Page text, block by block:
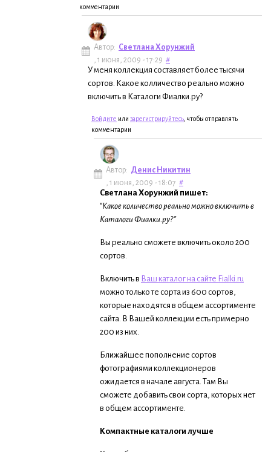
комментарии
Автор: Светлана Хорунжий
, 1 июня, 2009 - 17:29 #
У меня коллекция составляет более тысячи
сортов. Какое колличество реально можно
включить в Каталоги Фиалки.ру?
Войдите или зарегистрируйтесь , чтобы отправлять
комментарии
Автор: Денис Никитин
, 1 июня, 2009 - 18:07 #
Светлана Хорунжий пишет:
"Какое количество реально можно включить в
Каталоги Фиалки.ру?"
Вы реально сможете включить около 200
сортов.
Включить в Ваш каталог на сайте Fialki.ru
можно только те сорта из 600 сортов,
которые находятся в общем ассортименте
сайта. В Вашей коллекции есть примерно
200 из них.
Ближайшее пополнение сортов
фотографиями коллекционеров
ожидается в начале августа. Там Вы
сможете добавить свои сорта, которых нет
в общем ассортименте.
Компактные каталоги лучше